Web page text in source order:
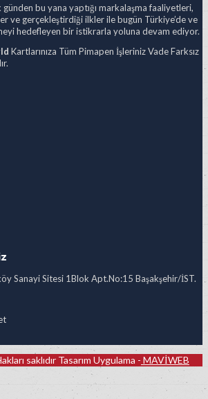
bu yana yaptığı markalaşma faaliyetleri,
ve gerçekleştirdiği ilkler ile bugün Türkiye’de ve
hedefleyen bir istikrarla yoluna devam ediyor.
Kartlarınıza Tüm Pimapen İşleriniz Vade Farksız
Sanayi Sitesi 1Blok Apt.No:15 Başakşehir/İST.
saklıdır Tasarım Uygulama - MAVİWEB